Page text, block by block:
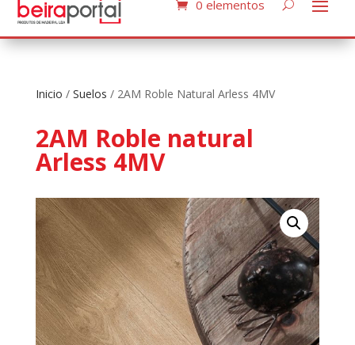
0 elementos
Inicio / Suelos / 2AM Roble Natural Arless 4MV
2AM Roble natural
Arless 4MV